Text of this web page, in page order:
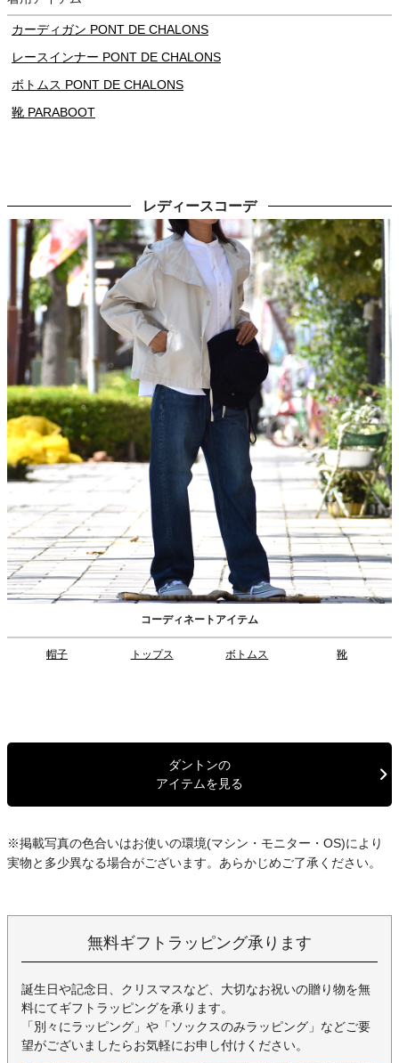
カーディガン PONT DE CHALONS
レースインナー PONT DE CHALONS
ボトムス PONT DE CHALONS
靴 PARABOOT
レディースコーデ
コーディネートアイテム
帽子 トップス ボトムス 靴
ダントンの
アイテムを見る
※掲載写真の色合いはお使いの環境(マシン・モニター・OS)により
実物と多少異なる場合がございます。あらかじめご了承ください。
無料ギフトラッピング承ります
誕生日や記念日、クリスマスなど、大切なお祝いの贈り物を無
料にてギフトラッピングを承ります。
「別々にラッピング」や「ソックスのみラッピング」などご要
望がございましたらお気軽にお申し付けください。